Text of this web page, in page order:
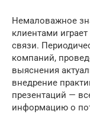
Немаловажное
клиентами
связи.
компаний,
выяснения
внедрение
презентаций —
информацию о